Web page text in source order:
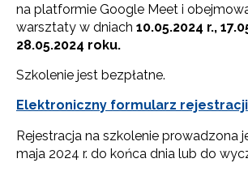
na platformie Google Meet i
warsztaty w dniach 10.05.2024 r.,
28.05.2024 roku.
Szkolenie jest bezpłatne.
Elektroniczny formularz rejestracji
Rejestracja na szkolenie prowadzona
maja 2024 r. do końca dnia lub do